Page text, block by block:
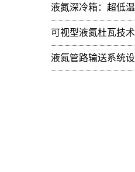
可视型液氮杜瓦技